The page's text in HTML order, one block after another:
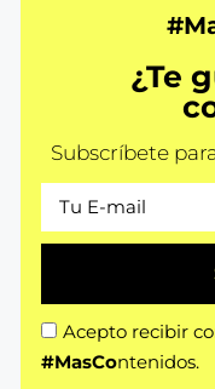
¿Te
Subscríbete
Acepto recibir
#MasContenidos.